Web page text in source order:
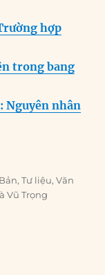
hợp
trong bang
Nguyên nhân
,Tư liệu,Văn
Vũ Trọng